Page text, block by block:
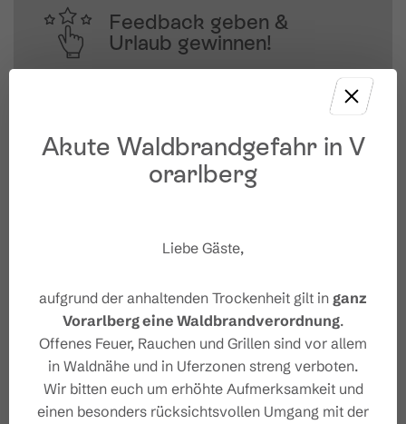
Feedback geben &
Urlaub gewinnen!
Deine Meinung ist uns wichtig – Feedback
unvergessliche Urlaubserlebnisse in
Österreich gewinnen.
Akute Waldbrandgefahr in V
orarlberg
Liebe Gäste,
aufgrund der anhaltenden Trockenheit gilt in ganz
Vorarlberg eine Waldbrandverordnung.
Offenes Feuer, Rauchen und Grillen sind vor allem
in Waldnähe und in Uferzonen streng verboten.
Wir bitten euch um erhöhte Aufmerksamkeit und
einen besonders rücksichtsvollen Umgang mit der